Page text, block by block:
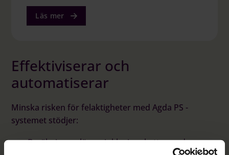
Läs mer
Effektiviserar och
automatiserar
Minska risken för felaktigheter med Agda PS -
systemet stödjer:
Beräkning av löner, inklusive skatter, avdrag,